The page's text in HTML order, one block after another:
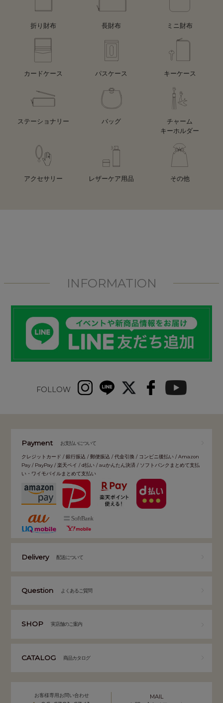
折り財布 長財布 ミニ財布
カードケース パスケース キーケース
ステーショナリー バッグ
チャーム
キーホルダー
アクセサリー レザーケア用品 その他
INFORMATION
FOLLOW
Payment お支払いについて
クレジットカード / 銀行振込 / 郵便振込 / 代金引換 / コンビニ後払い / Amazon
Pay / PayPay / 楽天ペイ / d払い / auかんたん決済 / ソフトバンクまとめて支払
い・ワイモバイルまとめて支払い
Delivery 配送について
Question よくあるご質問
SHOP 実店舗のご案内
CATALOG 商品カタログ
お客様専用お問い合わせ
MAIL